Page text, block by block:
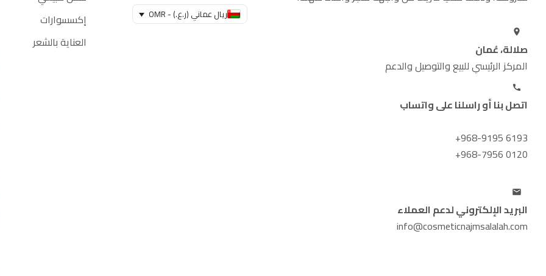
صلالة، عُمان
المركز الرئيسي للبيع والتوصيل والدعم
اتصل بنا أو راسلنا على واتساب
+968-9195 6193
+968-7956 0120
البريد الإلكتروني لدعم العملاء
info@cosmeticnajmsalalah.com
ريال عماني (ر.ع.) - OMR
إكسسوارات
العناية بالشعر